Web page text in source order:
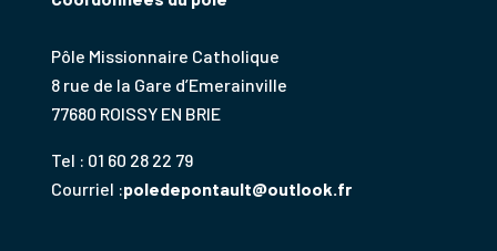
Pôle Missionnaire Catholique
8 rue de la Gare d’Emerainville
77680 ROISSY EN BRIE
Tel : 01 60 28 22 79
Courriel :poledepontault@outlook.fr